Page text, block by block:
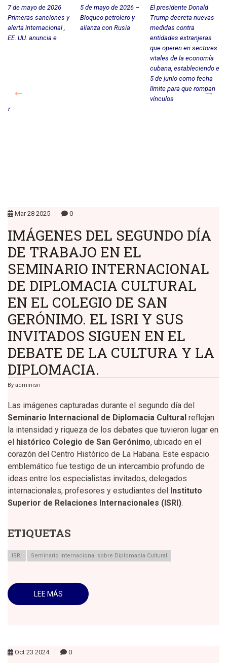
7 de mayo de 2026
Primeras sanciones y
alerta internacional ,
EE. UU. anuncia e
5 de mayo de 2026 –
Bloqueo petrolero y
alianza con Rusia
El presidente Donald
Trump decreta nuevas
medidas contra
entidades extranjeras
que operen en sectores
vitales de la economía
cubana, estableciendo el
5 de junio como fecha
límite para que rompan
vínculos
Mar 28 2025 0
IMÁGENES DEL SEGUNDO DÍA
DE TRABAJO EN EL
SEMINARIO INTERNACIONAL
DE DIPLOMACIA CULTURAL
EN EL COLEGIO DE SAN
GERÓNIMO. EL ISRI Y SUS
INVITADOS SIGUEN EN EL
DEBATE DE LA CULTURA Y LA
DIPLOMACIA.
By adminisri
Las imágenes capturadas durante el segundo día del
Seminario Internacional de Diplomacia Cultural reflejan
la intensidad y riqueza de los debates que tuvieron lugar en
el
histórico Colegio de San Gerónimo, ubicado en el
corazón del Centro Histórico de La Habana. Este espacio
emblemático fue testigo de un intercambio profundo de
ideas entre los especialistas invitados, delegados
internacionales, profesores y estudiantes del
Instituto
Superior de Relaciones Internacionales (ISRI).
ETIQUETAS
ISRI Seminario Internacional sobre Diplomacia Cultural
LEE MÁS
IMÁGENES
EL
Oct 23 2024 0